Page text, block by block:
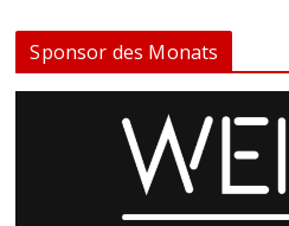
Sponsor des Monats